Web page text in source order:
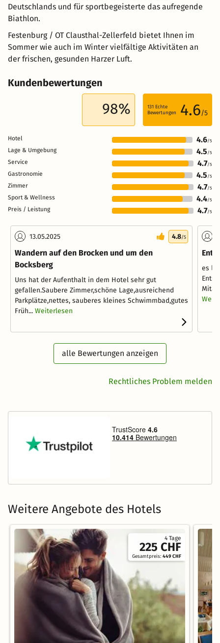
Deutschlands und für sportbegeisterte das aufregende
Biathlon.
Festenburg / OT Clausthal-Zellerfeld bietet Ihnen im
Sommer wie auch im Winter vielfältige Aktivitäten an
der frischen, gesunden Harzer Luft.
Kundenbewertungen
98% 131 Echte
Bewertungen
4.6/5
Hotel 4.6/5
Lage & Umgebung 4.5 /5
Service 4.7/5
Gastronomie 4.5 /5
Zimmer 4.7/5
Sport & Wellness 4.4/5
Preis / Leistung 4.7/5
13.05.2025 4.8/5
Wandern auf den Brocken und um den
Bocksberg
Uns hat der Aufenthalt in dem Hotel sehr gut
gefallen.Saubere Zimmer,schöne Lage,ausreichend
Parkplätze,nettes, sauberes kleines Schwimmbad,gutes
Früh... Weiterlesen
es
alle Bewertungen anzeigen
Rechtliches Problem melden
Weitere Angebote des Hotels
4 Tage
225 CHF
Gesamtpreis:449 CHF